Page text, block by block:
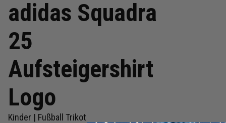
adidas Squadra
25
Aufsteigershirt
Logo
Kinder | Fußball Trikot